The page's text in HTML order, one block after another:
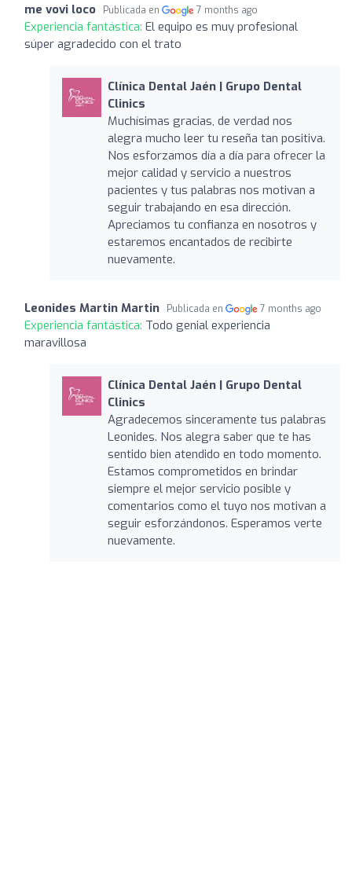
me vovi loco Publicada en 7 months ago
Experiencia fantástica: El equipo es muy profesional
súper agradecido con el trato
Clínica Dental Jaén | Grupo Dental
Clinics
Muchísimas gracias, de verdad nos
alegra mucho leer tu reseña tan positiva.
Nos esforzamos día a día para ofrecer la
mejor calidad y servicio a nuestros
pacientes y tus palabras nos motivan a
seguir trabajando en esa dirección.
Apreciamos tu confianza en nosotros y
estaremos encantados de recibirte
nuevamente.
Leonides Martin Martin Publicada en 7 months ago
Experiencia fantástica: Todo genial experiencia
maravillosa
Clínica Dental Jaén | Grupo Dental
Clinics
Agradecemos sinceramente tus palabras
Leonides. Nos alegra saber que te has
sentido bien atendido en todo momento.
Estamos comprometidos en brindar
siempre el mejor servicio posible y
comentarios como el tuyo nos motivan a
seguir esforzándonos. Esperamos verte
nuevamente.